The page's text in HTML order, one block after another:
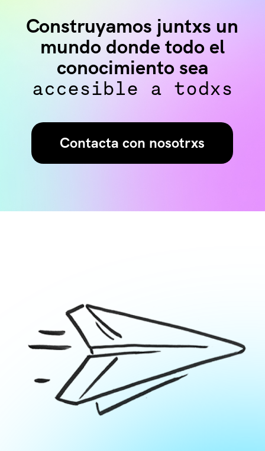
Construyamos juntxs un
mundo donde todo el
conocimiento sea
accesible a todxs
Contacta con nosotrxs